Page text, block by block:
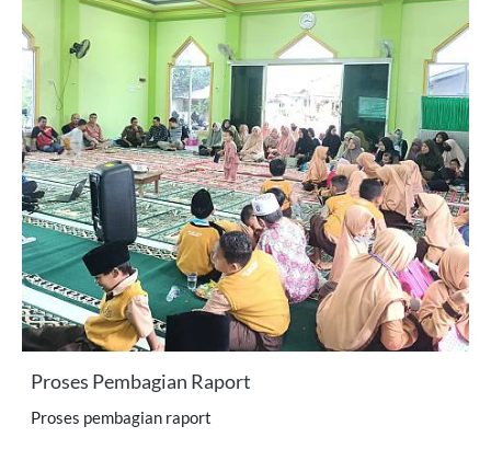
Proses Pembagian Raport
Proses pembagian raport